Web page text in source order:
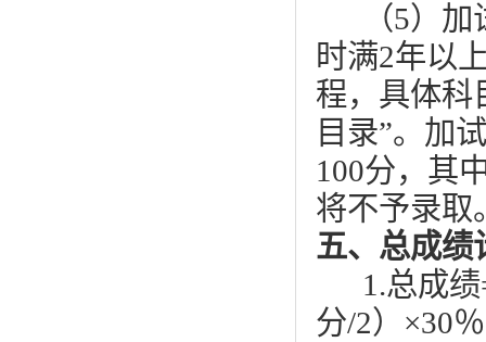
（5）
时满2年以
程，具体科
目录”。加
100分，其
将不予录取
五、总成绩
1.总成
分/2）×30